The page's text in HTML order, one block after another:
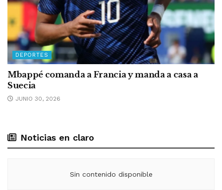
DEPORTES
Mbappé comanda a Francia y manda a casa a
Suecia
JUNIO 30, 2026
Noticias en claro
Sin contenido disponible